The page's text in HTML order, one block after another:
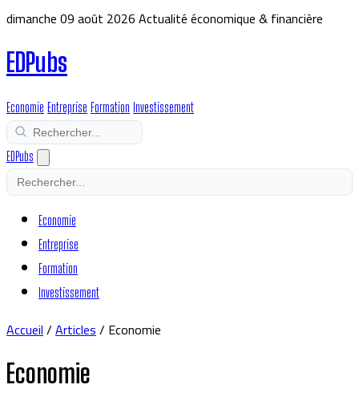
dimanche 09 août 2026Actualité économique & financière
EDPubs
Economie Entreprise Formation Investissement
EDPubs
Economie
Entreprise
Formation
Investissement
Accueil/Articles/ Economie
Economie